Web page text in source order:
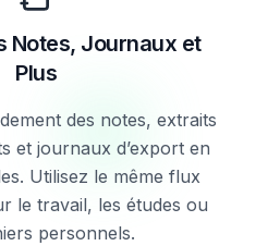
Notes, Journaux et
Plus
des notes, extraits
et journaux d’export en
Utilisez le même flux
le travail, les études ou
personnels.